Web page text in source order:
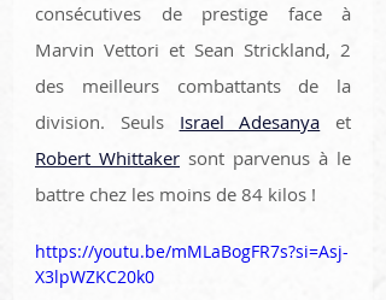
consécutives de prestige face à
Marvin Vettori et Sean Strickland, 2
des meilleurs combattants de la
division. Seuls Israel Adesanya
Robert Whittaker sont parvenus à le
battre chez les moins de 84 kilos !
https://youtu.be/mMLaBogFR7s?si=Asj-
X3lpWZKC20k0